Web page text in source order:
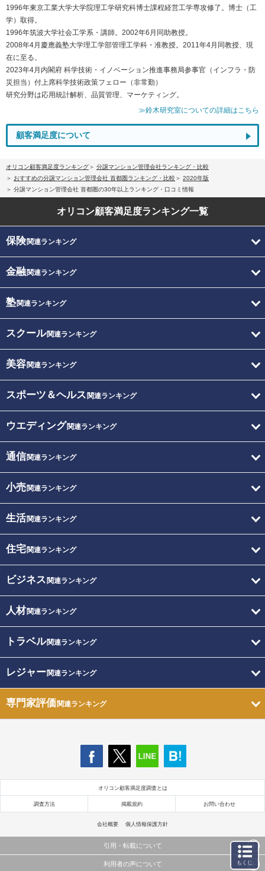
1996年東京工業大学大学院理工学研究科博士課程経営工学専攻修了。博士（工
学）取得。
1996年筑波大学社会工学系・講師。2002年6月同助教授。
2008年4月慶應義塾大学理工学部管理工学科・准教授。2011年4月同教授、現
在に至る。
2023年4月内閣府 科学技術・イノベーション推進事務局参事官（インフラ・防
災担当）付上席科学技術政策フェロー（非常勤）
研究分野は応用統計解析、品質管理、マーケティング。
≫鈴木研究室についての詳細はこちら
顧客満足度について
オリコン顧客満足度ランキング
分譲マンション管理会社ランキング・比較
おすすめの分譲マンション管理会社 首都圏ランキング・比較
2020年版
分譲マンション管理会社 首都圏の30年以上ランキング・口コミ情報
オリコン顧客満足度ランキング一覧
保険関連ランキング
金融関連ランキング
塾関連ランキング
スクール関連ランキング
美容関連ランキング
スポーツ＆ヘルス 関連ランキング
ウエディング関連ランキング
通信関連ランキング
小売関連ランキング
生活関連ランキング
住宅関連ランキング
ビジネス 関連ランキング
人材関連ランキング
トラベル関連ランキング
レジャー関連ランキング
専門家評価関連ランキング
オリコン顧客満足度調査とは
調査方法 掲載規約 お問い合わせ
会社概要 個人情報保護方針
引用・転載について
当サイトで公開されている情報（文字、写真、イラスト、画像データ等）及びこれらの配置・
利用者の声について もくじ